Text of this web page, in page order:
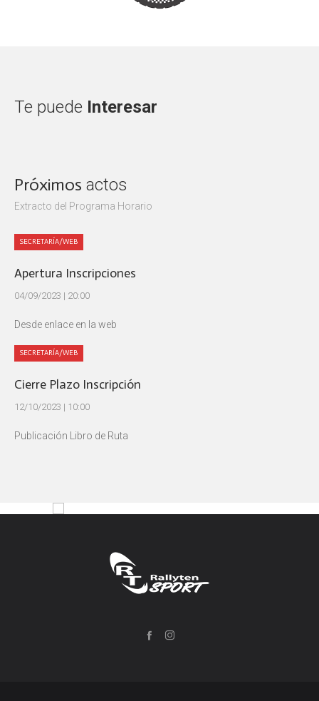
Te puede Interesar
Próximos actos
Extracto del Programa Horario
SECRETARÍA/WEB
Apertura Inscripciones
04/09/2023 | 20:00
Desde enlace en la web
SECRETARÍA/WEB
Cierre Plazo Inscripción
12/10/2023 | 10:00
Publicación Libro de Ruta